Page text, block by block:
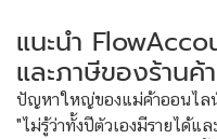
แนะนำ
และภาษีของร้าน
ปัญหาใหญ่ของแม่ค้าออนไล
"ไม่รู้ว่าทั้งปีตัวเองมีรายได้แ